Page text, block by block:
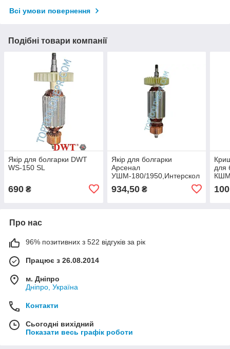
Всі умови повернення
Подібні товари компанії
Якір для болгарки DWT
WS-150 SL
690 ₴
Якір для болгарки
Арсенал
УШМ-180/1950,Интерскол
934,50₴
для
100
Про нас
96% позитивних з 522 відгуків за рік
Працює з 26.08.2014
м. Дніпро
Дніпро, Україна
Контакти
Сьогодні вихідний
Показати весь графік роботи